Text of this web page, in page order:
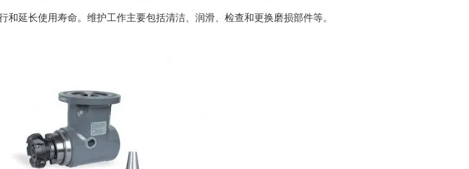
延长使用寿命。维护工作主要包括清洁、润滑、检查和更换磨损部件等。